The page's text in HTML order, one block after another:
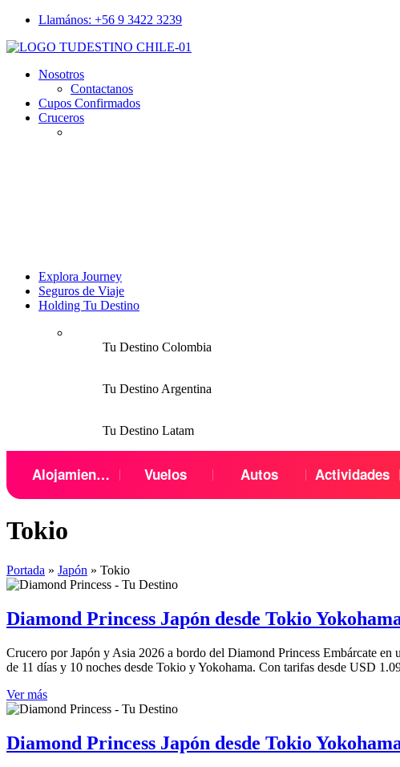
Llamános: +56 9 3422 3239
Nosotros
Contactanos
Cupos Confirmados
Cruceros
Explora Journey
Seguros de Viaje
Holding Tu Destino
Tu Destino Colombia
Tu Destino Argentina
Tu Destino Latam
Alojamientos Vuelos Autos Actividades
Tokio
Portada » Japón » Tokio
Diamond Princess Japón desde Tokio
Crucero por Japón y Asia 2026 a bordo del Diamond Princess Embárcate
de 11 días y 10 noches desde Tokio y Yokohama. Con tarifas desde USD
Ver más
Diamond Princess Japón desde Tokio